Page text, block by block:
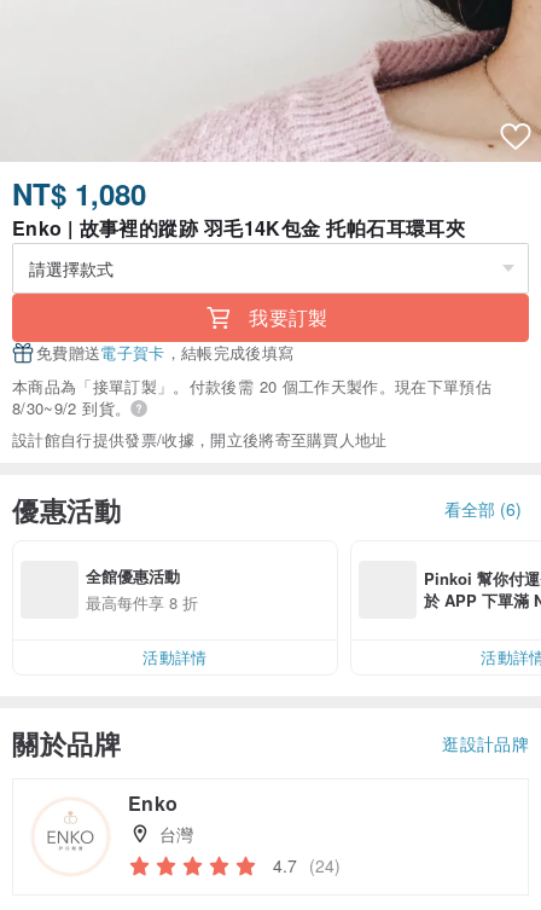
NT$ 1,080
Enko | 故事裡的蹤跡 羽毛14K包金 托帕石耳環耳夾
我要訂製
免費贈送電子賀卡 ，結帳完成後填寫
本商品為「接單訂製」。付款後需 20 個工作天製作。現在下單預估
8/30~9/2 到貨。
設計館自行提供發票/收據，開立後將寄至購買人地址
優惠活動 看全部 (6)
全館優惠活動
最高每件享 8 折
活動詳情
Pinkoi 幫你付
於 APP 下單滿
活動詳
關於品牌 逛設計品牌
Enko
台灣
4.7 (24)